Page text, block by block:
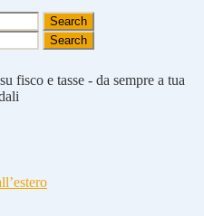
fisco e tasse - da sempre a tua